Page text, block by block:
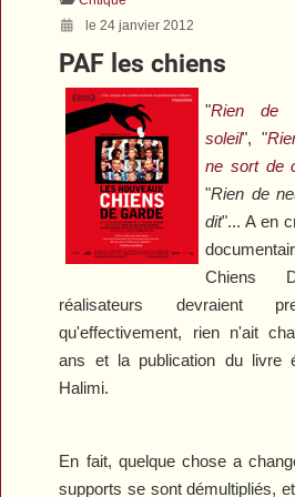
le 24 janvier 2012
PAF les chiens
"Rien de
soleil", "
ne sort de
"Rien de
dit"... A en
Chiens
réalisateurs devraient
qu'effectivement, rien n'ait
ans et la publication du livre
Halimi.
En fait, quelque chose a
supports se sont démultipliés,